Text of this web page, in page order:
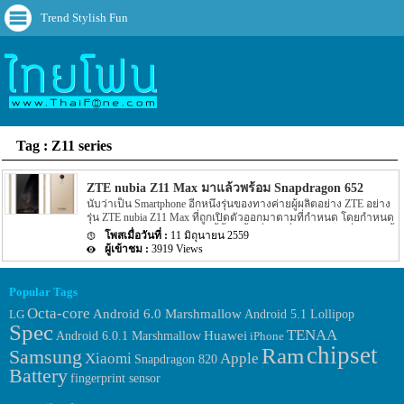
Trend Stylish Fun
Tag : Z11 series
ZTE nubia Z11 Max มาแล้วพร้อม Snapdragon 652
นับว่าเป็น Smartphone อีกหนึ่งรุ่นของทางค่ายผู้ผลิตอย่าง ZTE อย่าง
รุ่น ZTE nubia Z11 Max ที่ถูกเปิดตัวออกมาตามที่กำหนด โดยกำหนด
เปิดตัว ZTE nubia Z11 Max นี้นั้นมีขึ้นเมื่อวันที่ 7 มิถุนายน ที่ผ่านมานี้
เอง สำหรับ Spec ของตัวเครื่องจะมีรายละเอียดดังนี้ หากหลายๆ คนยัง
จำได้เมื่อไม่นานมานี้ทาง ZTE ได้เปิดตัว Z11 mini ออกมาเมื่อเดือน
พฤษภาคมที่ผ่านมานี้เอง แต่ล่าสุดนี้ทาง ZTE ก็เปิดตัว Z11 series อีก
หน้าจอจะให้ความละเอียดของภาพอยู่ที่ 1080p โดยหน้าจอจะถูก
11 มิถุนายน 2559
3919 Views
Popular Tags
LG Octa-core Android 6.0 Marshmallow Android 5.1 Lollipop
SpecAndroid 6.0.1 MarshmallowHuawei iPhone TENAA
Samsung Xiaomi Snapdragon 820 Apple Ramchipset
Batteryfingerprint sensor